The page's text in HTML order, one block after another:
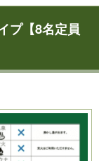
プ【8名定員